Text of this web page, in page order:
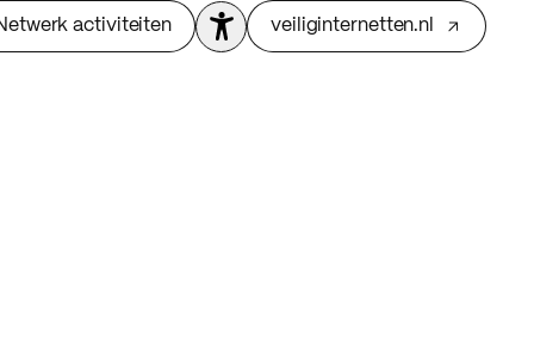
activiteiten veiliginternetten.nl